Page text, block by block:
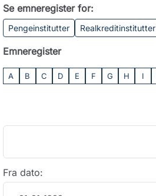
Se emneregister for:
Pengeinstitutter Realkreditinstitutter
Emneregister
A B C D E F G H I
Fra dato: